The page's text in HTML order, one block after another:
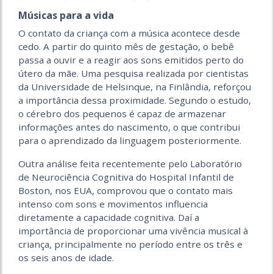
Músicas para a vida
O contato da criança com a música acontece desde
cedo. A partir do quinto mês de gestação, o bebê
passa a ouvir e a reagir aos sons emitidos perto do
útero da mãe. Uma pesquisa realizada por cientistas
da Universidade de Helsinque, na Finlândia, reforçou
a importância dessa proximidade. Segundo o estudo,
o cérebro dos pequenos é capaz de armazenar
informações antes do nascimento, o que contribui
para o aprendizado da linguagem posteriormente.
Outra análise feita recentemente pelo Laboratório
de Neurociência Cognitiva do Hospital Infantil de
Boston, nos EUA, comprovou que o contato mais
intenso com sons e movimentos influencia
diretamente a capacidade cognitiva. Daí a
importância de proporcionar uma vivência musical à
criança, principalmente no período entre os três e
os seis anos de idade.